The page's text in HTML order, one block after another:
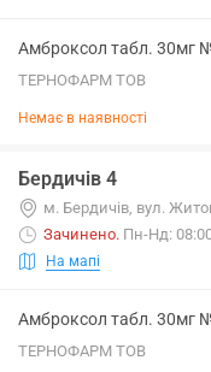
Амброксол табл. 30мг
ТЕРНОФАРМ ТОВ
Немає в наявності
Бердичів 4
м. Бердичів, вул.
Зачинено. Пн-Нд:
На мапі
Амброксол табл. 30мг
ТЕРНОФАРМ ТОВ